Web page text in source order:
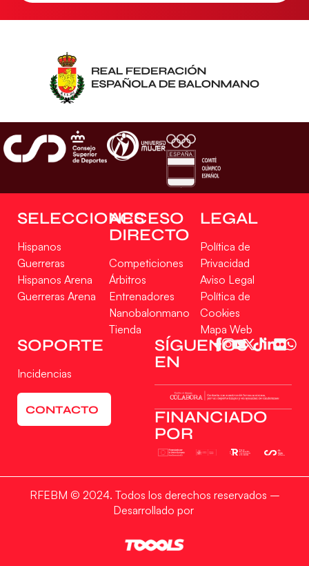
SELECCIONES
Hispanos
Guerreras
Hispanos Arena
Guerreras Arena
ACCESO
DIRECTO
Competiciones
Árbitros
Entrenadores
Nanobalonmano
Tienda
LEGAL
Política de
Privacidad
Aviso Legal
Política de
Cookies
Mapa Web
SOPORTE
Incidencias
CONTACTO
SÍGUENOS
EN
FINANCIADO
POR
RFEBM © 2024. Todos los derechos reservados –
Desarrollado por